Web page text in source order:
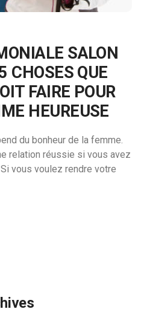
SALON
CHOSES QUE
FAIRE POUR
HEUREUSE
du bonheur de la femme.
relation réussie si vous avez
vous voulez rendre votre